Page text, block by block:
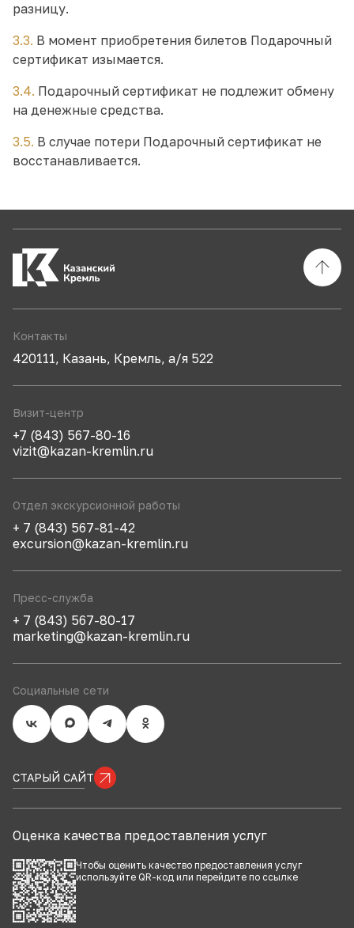
разницу.
3.3. В момент приобретения билетов Подарочный
сертификат изымается.
3.4. Подарочный сертификат не подлежит обмену
на денежные средства.
3.5. В случае потери Подарочный сертификат не
восстанавливается.
Контакты
420111, Казань, Кремль, а/я 522
Визит-центр
+7 (843) 567-80-16
vizit@kazan-kremlin.ru
Отдел экскурсионной работы
+ 7 (843) 567-81-42
excursion@kazan-kremlin.ru
Пресс-служба
+ 7 (843) 567-80-17
marketing@kazan-kremlin.ru
Социальные сети
СТАРЫЙ САЙТ
Оценка качества предоставления услуг
Чтобы оценить качество предоставления услуг
используйте QR-код или перейдите по ссылке